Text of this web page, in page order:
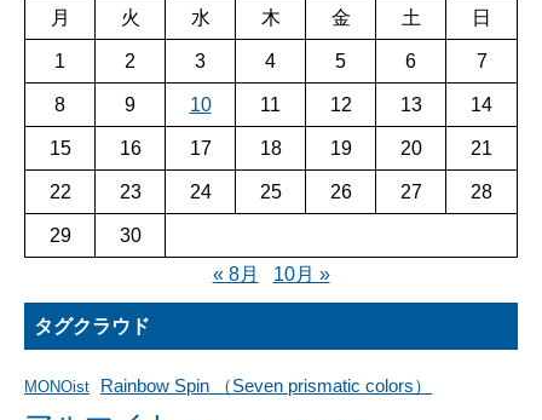
月
火 水 木 金 土 日
1 2 3 4 5 6 7
8 9 10 11 12 13 14
15 16 17 18 19 20 21
22 23 24 25 26 27 28
29
30
« 8月
10月 »
タグクラウド
MONOist Rainbow Spin （Seven prismatic colors）